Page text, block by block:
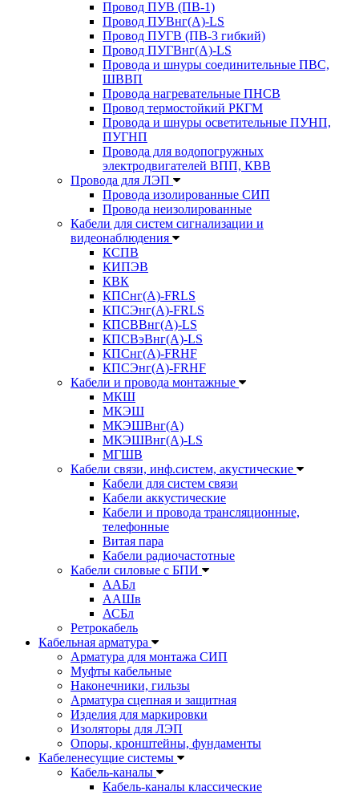
Провод ПУВ (ПВ-1)
Провод ПУВнг(А)-LS
Провод ПУГВ (ПВ-3 гибкий)
Провод ПУГВнг(А)-LS
Провода и шнуры соединительные ПВС,
ШВВП
Провода нагревательные ПНСВ
Провод термостойкий РКГМ
Провода и шнуры осветительные ПУНП,
ПУГНП
Провода для водопогружных
электродвигателей ВПП, КВВ
Провода для ЛЭП
Провода изолированные СИП
Провода неизолированные
Кабели для систем сигнализации и
видеонаблюдения
КСПВ
КИПЭВ
КВК
КПСнг(А)-FRLS
КПСЭнг(А)-FRLS
КПСВВнг(А)-LS
КПСВэВнг(А)-LS
КПСнг(А)-FRHF
КПСЭнг(А)-FRHF
Кабели и провода монтажные
МКШ
МКЭШ
МКЭШВнг(А)
МКЭШВнг(А)-LS
МГШВ
Кабели связи, инф.систем, акустические
Кабели для систем связи
Кабели аккустические
Кабели и провода трансляционные,
телефонные
Витая пара
Кабели радиочастотные
Кабели силовые с БПИ
ААБл
ААШв
АСБл
Ретрокабель
Кабельная арматура
Арматура для монтажа СИП
Муфты кабельные
Наконечники, гильзы
Арматура сцепная и защитная
Изделия для маркировки
Изоляторы для ЛЭП
Опоры, кронштейны, фундаменты
Кабеленесущие системы
Кабель-каналы
Кабель-каналы классические